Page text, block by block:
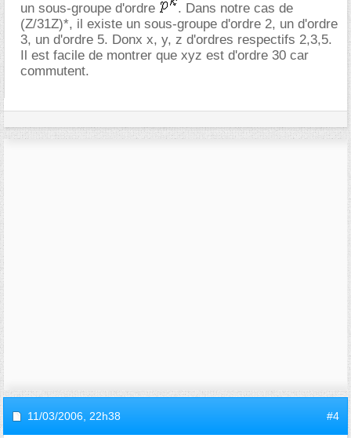
un sous-groupe d'ordre
. Dans notre cas de
(Z/31Z)*, il existe un sous-groupe d'ordre 2, un d'ordre
3, un d'ordre 5. Donx x, y, z d'ordres respectifs 2,3,5.
Il est facile de montrer que xyz est d'ordre 30 car
commutent.
11/03/2006, 22h38 #4